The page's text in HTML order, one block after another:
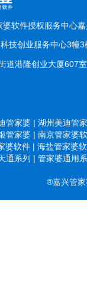
软件授权服务中心
技创业服务中心3幢3
道港隆创业大厦607室
管家婆 | 湖州美迪管
管家婆 | 南京管家婆
婆软件 | 海盐管家婆
通系列 | 管家婆通用
®嘉兴管